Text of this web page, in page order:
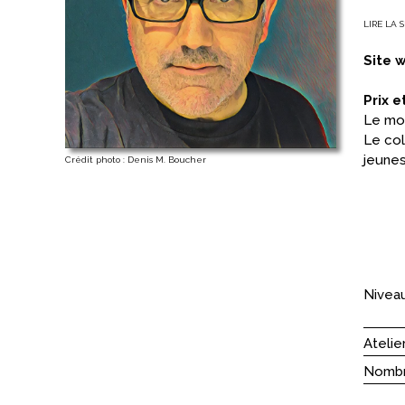
Crédit photo : Denis M. Boucher
se
Le
Denis
LIRE LA
Site
Prix
Le
Le